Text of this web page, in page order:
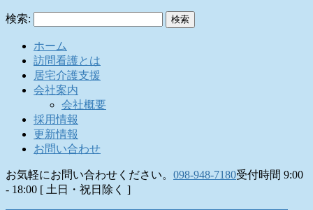
検索:
ホーム
訪問看護とは
居宅介護支援
会社案内
会社概要
採用情報
更新情報
お問い合わせ
お気軽にお問い合わせください。 098-948-7180受付時間 9:00
- 18:00 [ 土日・祝日除く ]